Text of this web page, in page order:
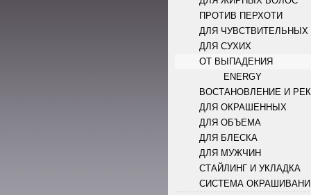
ПРОТИВ ПЕРХОТИ
ДЛЯ ЧУВСТВИТЕЛЬНЫХ
ДЛЯ СУХИХ
ОТ ВЫПАДЕНИЯ
ENERGY
ВОСТАНОВЛЕНИЕ И
ДЛЯ ОКРАШЕННЫХ
ДЛЯ ОБЪЕМА
ДЛЯ БЛЕСКА
ДЛЯ МУЖЧИН
СТАЙЛИНГ И УКЛАДКА
СИСТЕМА